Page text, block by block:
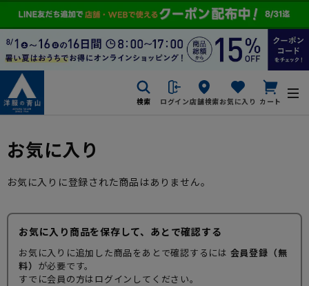
検索 ログイン店舗検索お気に入り カート
お気に入り
お気に入りに登録された商品はありません。
お気に入り商品を保存して、あとで確認する
お気に入りに追加した商品をあとで確認するには 会員登録（無
料） が必要です。
すでに会員の方はログインしてください。